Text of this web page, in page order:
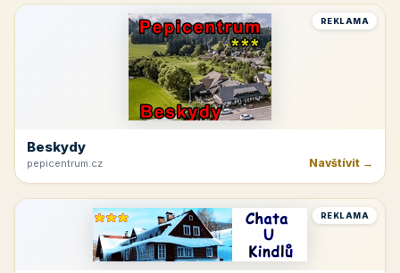
REKLAMA
Beskydy
pepicentrum.cz Navštívit →
REKLAMA